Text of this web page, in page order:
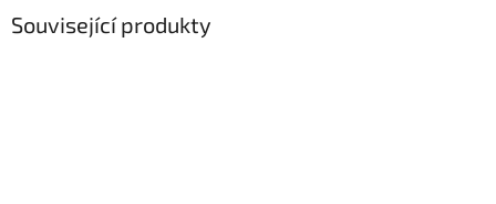
Související produkty